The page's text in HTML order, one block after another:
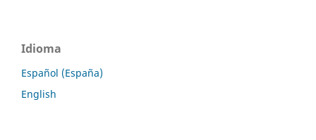
Idioma
Español (España)
English